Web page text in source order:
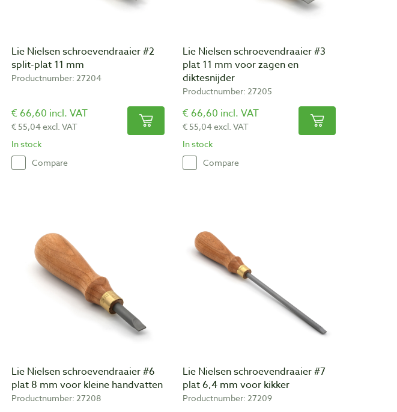
Lie Nielsen schroevendraaier #2
split-plat 11 mm
Productnumber: 27204
€ 66,60 incl. VAT
€ 55,04 excl. VAT
In stock
Compare
Lie Nielsen schroevendraaier #3
plat 11 mm voor zagen en
diktesnijder
Productnumber: 27205
€ 66,60 incl. VAT
€ 55,04 excl. VAT
In stock
Compare
Lie Nielsen schroevendraaier #6
plat 8 mm voor kleine handvatten
Productnumber: 27208
Lie Nielsen schroevendraaier #7
plat 6,4 mm voor kikker
Productnumber: 27209